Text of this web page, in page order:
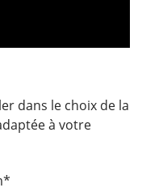
dans le choix de la
à votre